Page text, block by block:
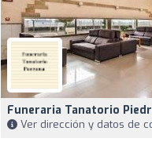
Funeraria Tanatorio
Ver dirección y datos de